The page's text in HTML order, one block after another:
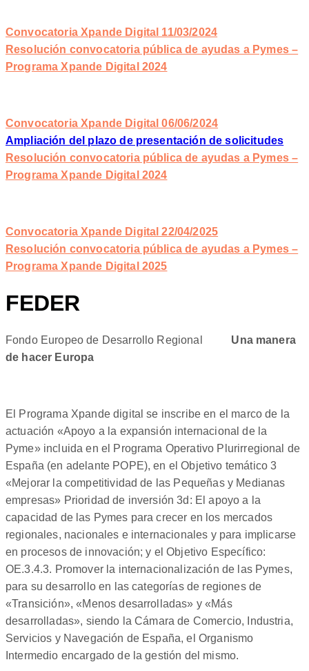
Convocatoria Xpande Digital 11/03/2024
Resolución convocatoria pública de ayudas a Pymes –
Programa Xpande Digital 2024
Convocatoria Xpande Digital 06/06/2024
Ampliación del plazo de presentación de solicitudes
Resolución convocatoria pública de ayudas a Pymes –
Programa Xpande Digital 2024
Convocatoria Xpande Digital 22/04/2025
Resolución convocatoria pública de ayudas a Pymes –
Programa Xpande Digital 2025
FEDER
Fondo Europeo de Desarrollo Regional Una manera
de hacer Europa
El Programa Xpande digital se inscribe en el marco de la
actuación «Apoyo a la expansión internacional de la
Pyme» incluida en el Programa Operativo Plurirregional de
España (en adelante POPE), en el Objetivo temático 3
«Mejorar la competitividad de las Pequeñas y Medianas
empresas» Prioridad de inversión 3d: El apoyo a la
capacidad de las Pymes para crecer en los mercados
regionales, nacionales e internacionales y para implicarse
en procesos de innovación; y el Objetivo Específico:
OE.3.4.3. Promover la internacionalización de las Pymes,
para su desarrollo en las categorías de regiones de
«Transición», «Menos desarrolladas» y «Más
desarrolladas», siendo la Cámara de Comercio, Industria,
Servicios y Navegación de España, el Organismo
Intermedio encargado de la gestión del mismo.